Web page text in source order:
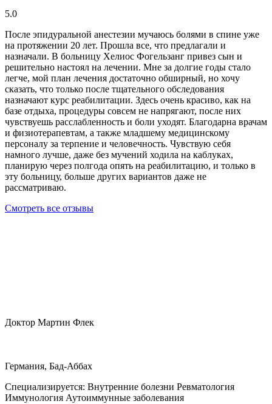
5.0
После эпидуральной анестезии мучаюсь болями в спине уже
на протяжении 20 лет. Прошла все, что предлагали и
назначали. В больницу Хелиос Фогельзанг привез сын и
решительно настоял на лечении. Мне за долгие годы стало
легче, мой план лечения достаточно обширный, но хочу
сказать, что только после тщательного обследования
назначают курс реабилитации. Здесь очень красиво, как на
базе отдыха, процедуры совсем не напрягают, после них
чувствуешь расслабленность и боли уходят. Благодарна врачам
и физиотерапевтам, а также младшему медицинскому
персоналу за терпение и человечность. Чувствую себя
намного лучше, даже без мучений ходила на каблуках,
планирую через полгода опять на реабилитацию, и только в
эту больницу, больше других вариантов даже не
рассматриваю.
Смотреть все отзывы
Доктор Мартин Флек
Германия, Бад-Аббах
Специализируется: Внутренние болезни Ревматология
Иммунология Аутоиммунные заболевания